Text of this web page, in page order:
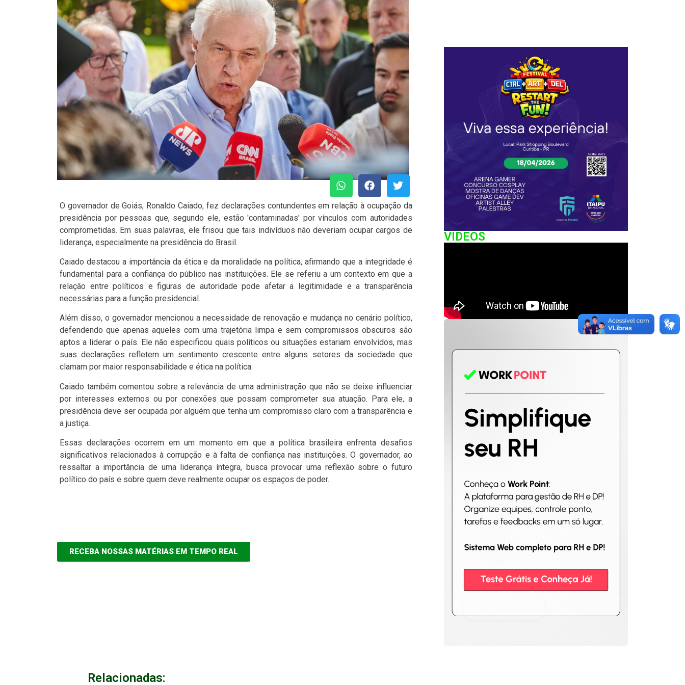
O governador de Goiás, Ronaldo Caiado, fez declarações contundentes em relação à ocupação da
presidência por pessoas que, segundo ele, estão 'contaminadas' por vínculos com autoridades
comprometidas. Em suas palavras, ele frisou que tais indivíduos não deveriam ocupar cargos de
liderança, especialmente na presidência do Brasil.
Caiado destacou a importância da ética e da moralidade na política, afirmando que a integridade é
fundamental para a confiança do público nas instituições. Ele se referiu a um contexto em que a
relação entre políticos e figuras de autoridade pode afetar a legitimidade e a transparência
necessárias para a função presidencial.
Além disso, o governador mencionou a necessidade de renovação e mudança no cenário político,
defendendo que apenas aqueles com uma trajetória limpa e sem compromissos obscuros são
aptos a liderar o país. Ele não especificou quais políticos ou situações estariam envolvidos, mas
suas declarações refletem um sentimento crescente entre alguns setores da sociedade que
clamam por maior responsabilidade e ética na política.
Caiado também comentou sobre a relevância de uma administração que não se deixe influenciar
por interesses externos ou por conexões que possam comprometer sua atuação. Para ele, a
presidência deve ser ocupada por alguém que tenha um compromisso claro com a transparência e
a justiça.
Essas declarações ocorrem em um momento em que a política brasileira enfrenta desafios
significativos relacionados à corrupção e à falta de confiança nas instituições. O governador, ao
ressaltar a importância de uma liderança íntegra, busca provocar uma reflexão sobre o futuro
político do país e sobre quem deve realmente ocupar os espaços de poder.
RECEBA NOSSAS MATÉRIAS EM TEMPO REAL
VIDEOS
Relacionadas: